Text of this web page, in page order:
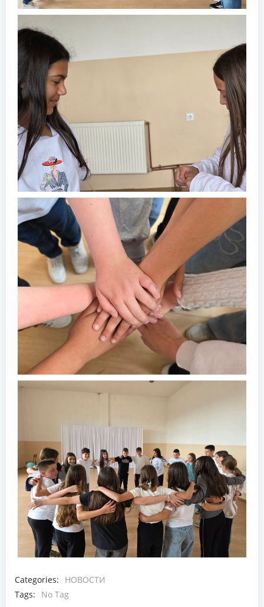
Categories:
НОВОСТИ
Tags:
No Tag